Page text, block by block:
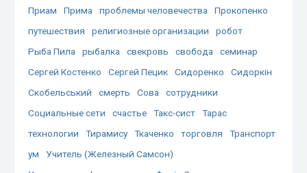
Приам
Прима проблемы человечества
Прокопенко
путешествия
религиозные организации
робот
Рыба Пила
рыбалка свекровь свобода
семинар
Сергей Костенко
Сергей Пецик Сидоренко
Сидоркін
Скобельський
смерть Сова
сотрудники
Социальные сети
счастье Такс-сист
Тарас
технологии
Тирамису Ткаченко торговля
Транспорт
ум
Учитель (Железный Самсон)